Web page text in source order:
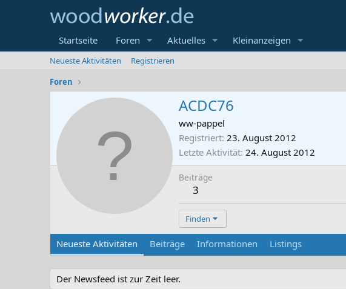
Startseite Foren Aktuelles Kleinanzeigen
Neueste Aktivitäten
Registrieren
Foren
ACDC76
ww-pappel
Registriert 23. August 2012
Letzte Aktivität 24. August 2012
Beiträge
3
Finden
Neueste Aktivitäten Beiträge Informationen Listings
Der Newsfeed ist zur Zeit leer.